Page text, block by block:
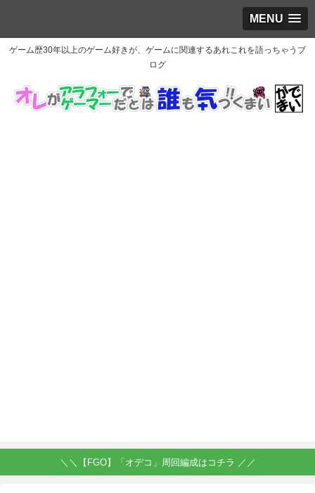
MENU
ゲーム歴30年以上のゲーム好きが、ゲームに関連するあれこれを語っちゃうブ
ログ
＼＼【FGO】「オデコ」周回編成はコチラ ／／